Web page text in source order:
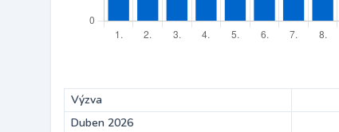
Výzva
Duben 2026